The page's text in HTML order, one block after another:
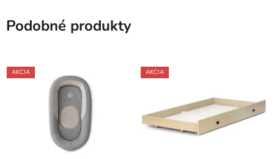
Podobné produkty
AKCIA AKCIA